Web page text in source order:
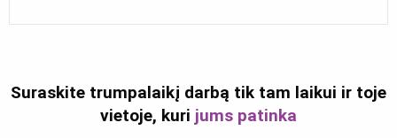
Suraskite trumpalaikį darbą tik tam laikui ir toje
vietoje, kuri jums patinka